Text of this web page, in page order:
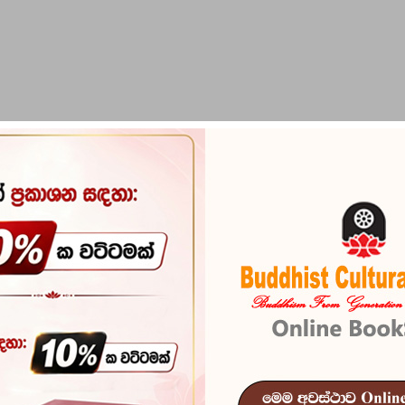
PIRIKARA BUDDHA STATUES RITUAL ITEMS &
Silmatha
In stock
68